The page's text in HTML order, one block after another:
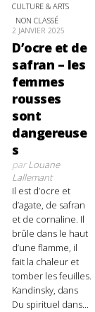
CULTURE & ARTS
NON CLASSÉ
2 JANVIER 2025
D’ocre et de
safran – les
femmes
rousses
sont
dangereuse
s
parLouane
Lallemant
Il est d’ocre et
d’agate, de safran
et de cornaline. Il
brûle dans le haut
d’une flamme, il
fait la chaleur et
tomber les feuilles.
Kandinsky, dans
Du spirituel dans...